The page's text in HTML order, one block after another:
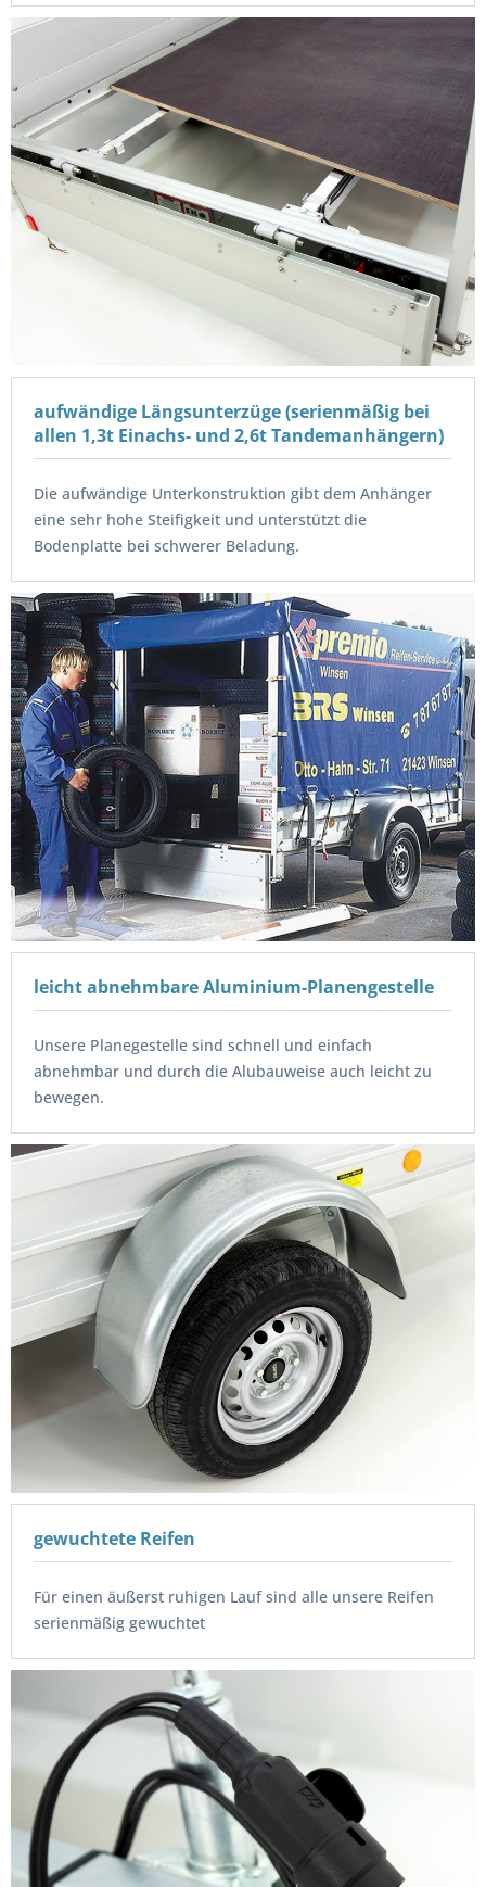
aufwändige Längsunterzüge (serienmäßig bei
allen 1,3t Einachs- und 2,6t Tandemanhängern)
Die aufwändige Unterkonstruktion gibt dem Anhänger
eine sehr hohe Steifigkeit und unterstützt die
Bodenplatte bei schwerer Beladung.
leicht abnehmbare Aluminium-Planengestelle
Unsere Planegestelle sind schnell und einfach
abnehmbar und durch die Alubauweise auch leicht zu
bewegen.
gewuchtete Reifen
Für einen äußerst ruhigen Lauf sind alle unsere Reifen
serienmäßig gewuchtet